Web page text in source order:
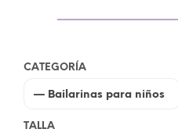
CATEGORÍA
TALLA